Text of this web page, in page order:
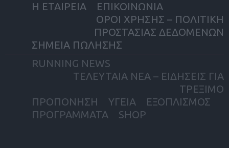
Η ΕΤΑΙΡΕΙΑ
ΕΠΙΚΟΙΝΩΝΙΑ
ΟΡΟΙ ΧΡΗΣΗΣ – ΠΟΛΙΤΙΚΗ
ΠΡΟΣΤΑΣΙΑΣ ΔΕΔΟΜΕΝΩΝ
ΣΗΜΕΙΑ ΠΩΛΗΣΗΣ
RUNNING NEWS
ΤΕΛΕΥΤΑΙΑ ΝΕΑ – ΕΙΔΗΣΕΙΣ ΓΙΑ
ΤΡΕΞΙΜΟ
ΠΡΟΠΟΝΗΣΗ
ΥΓΕΙΑ
ΕΞΟΠΛΙΣΜΟΣ
ΠΡΟΓΡΑΜΜΑΤΑ
SHOP